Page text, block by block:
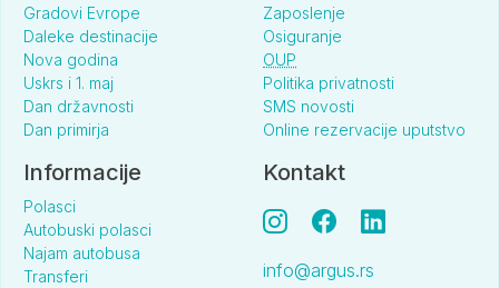
Gradovi Evrope
Daleke destinacije
Nova godina
Uskrs i 1. maj
Dan državnosti
Dan primirja
Zaposlenje
Osiguranje
OUP
Politika privatnosti
SMS novosti
Online rezervacije uputstvo
Informacije
Polasci
Autobuski polasci
Najam autobusa
Transferi
Kontakt
info@argus.rs